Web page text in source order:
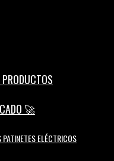
🚀
PATINETES ELÉCTRICOS